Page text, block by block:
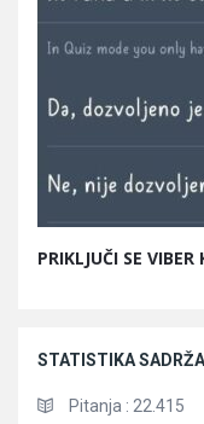
PRIKLJUČI SE VIBER
STATISTIKA
Pitanja : 22.415